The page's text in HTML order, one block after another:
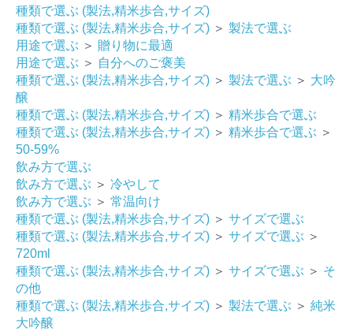
お買い物を続ける カートへ進む
種類で選ぶ (製法,精米歩合,サイズ)
種類で選ぶ (製法,精米歩合,サイズ) ＞ 製法で選ぶ
用途で選ぶ ＞ 贈り物に最適
用途で選ぶ ＞ 自分へのご褒美
種類で選ぶ (製法,精米歩合,サイズ) ＞ 製法で選ぶ ＞ 大吟
醸
種類で選ぶ (製法,精米歩合,サイズ) ＞ 精米歩合で選ぶ
種類で選ぶ (製法,精米歩合,サイズ) ＞ 精米歩合で選ぶ ＞
50-59%
飲み方で選ぶ
飲み方で選ぶ ＞ 冷やして
飲み方で選ぶ ＞ 常温向け
種類で選ぶ (製法,精米歩合,サイズ) ＞ サイズで選ぶ
種類で選ぶ (製法,精米歩合,サイズ) ＞ サイズで選ぶ ＞
720ml
種類で選ぶ (製法,精米歩合,サイズ) ＞ サイズで選ぶ ＞ そ
の他
種類で選ぶ (製法,精米歩合,サイズ) ＞ 製法で選ぶ ＞ 純米
大吟醸